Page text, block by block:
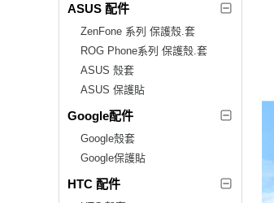
ASUS 配件
ZenFone 系列 保護殼.套
ROG Phone系列 保護殼.套
ASUS 殼套
ASUS 保護貼
Google配件
Google殼套
Google保護貼
HTC 配件